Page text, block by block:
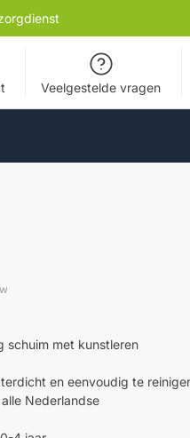
Veelgestelde vragen
schuim met kunstleren
en eenvoudig te
Nederlandse